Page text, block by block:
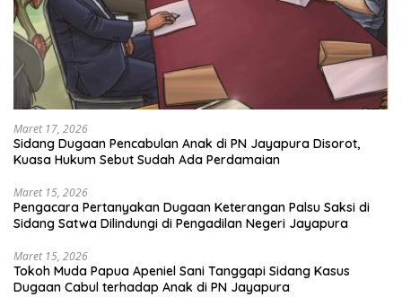
Maret 17, 2026
Sidang Dugaan Pencabulan Anak di PN Jayapura Disorot,
Kuasa Hukum Sebut Sudah Ada Perdamaian
Maret 15, 2026
Pengacara Pertanyakan Dugaan Keterangan Palsu Saksi di
Sidang Satwa Dilindungi di Pengadilan Negeri Jayapura
Maret 15, 2026
Tokoh Muda Papua Apeniel Sani Tanggapi Sidang Kasus
Dugaan Cabul terhadap Anak di PN Jayapura